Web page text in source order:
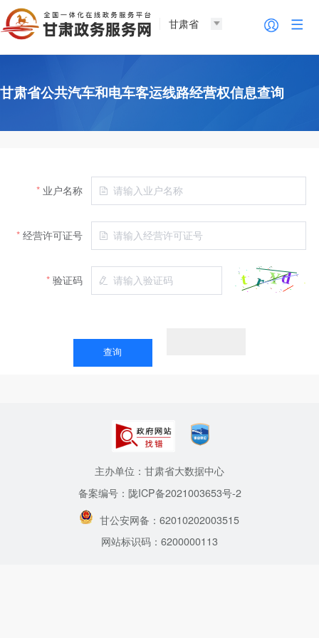
甘肃省
甘肃省公共汽车和电车客运线路经营权信息查询
业户名称
经营许可证号
验证码
主办单位：甘肃省大数据中心
备案编号：陇ICP备2021003653号-2
甘公安网备：62010202003515
网站标识码：6200000113